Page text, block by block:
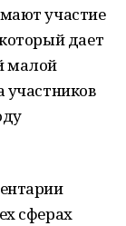
участие
дает
малой
участников
сферах